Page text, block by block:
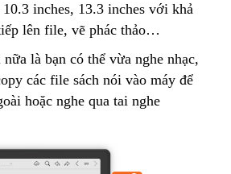
inches, 13.3 inches với khả
lên file, vẽ phác thảo…
là bạn có thể vừa nghe nhạc,
các file sách nói vào máy để
hoặc nghe qua tai nghe